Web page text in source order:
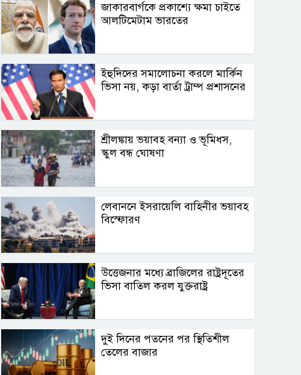
জাকারবার্গকে প্রকাশ্যে ক্ষমা চাইতে
আলটিমেটাম ভারতের
ইহুদিদের সমালোচনা করলে মার্কিন
ভিসা নয়, কড়া বার্তা ট্রাম্প প্রশাসনের
শ্রীলঙ্কায় ভয়াবহ বন্যা ও ভূমিধস,
স্কুল বন্ধ ঘোষণা
লেবাননে ইসরায়েলি বাহিনীর ভয়াবহ
বিস্ফোরণ
উত্তেজনার মধ্যে ব্রাজিলের রাষ্ট্রদূতের
ভিসা বাতিল করল যুক্তরাষ্ট্র
দুই দিনের পতনের পর স্থিতিশীল
তেলের বাজার